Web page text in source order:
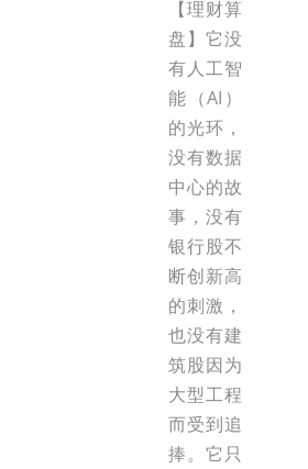
【理财算
盘】它没
有人工智
能（AI）
的光环，
没有数据
中心的故
事，没有
银行股不
断创新高
的刺激，
也没有建
筑股因为
大型工程
而受到追
捧。它只